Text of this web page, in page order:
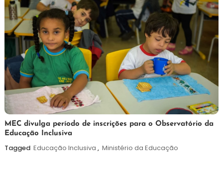
7
de
agosto
Maurilio
MEC divulga período de inscrições para o Observatório da
Educação Inclusiva
Tagged Educação Inclusiva , Ministério da Educação